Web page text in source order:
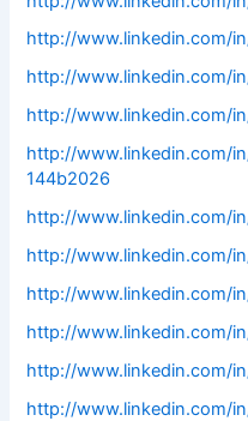
http://www.linkedin.com/
http://www.linkedin.com/
http://www.linkedin.com/
http://www.linkedin.com/
144b2026
http://www.linkedin.com/
http://www.linkedin.com/
http://www.linkedin.com/
http://www.linkedin.com/
http://www.linkedin.com/
http://www.linkedin.com/